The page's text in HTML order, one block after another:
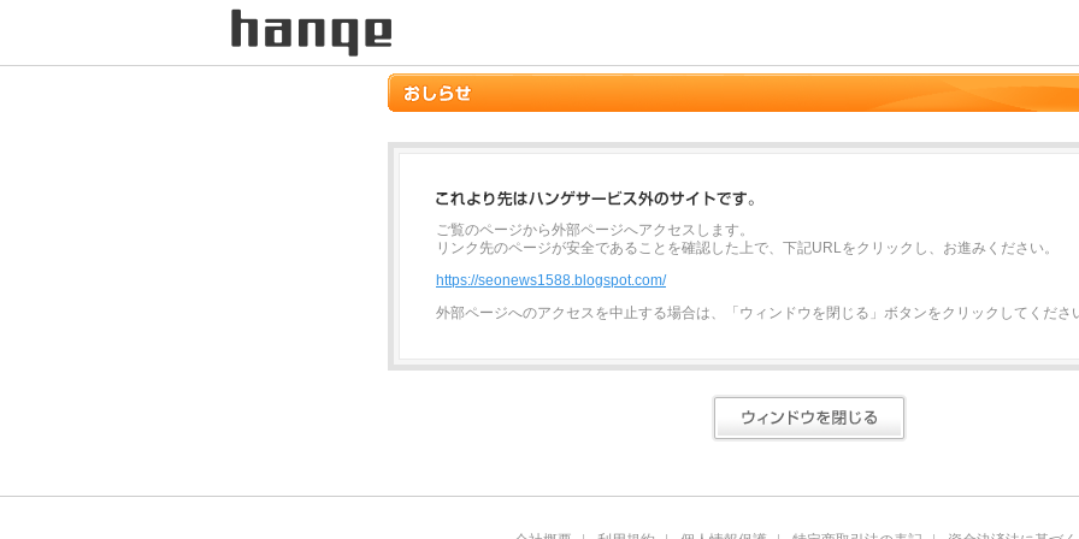
ご覧のページから外部ページへアクセスします。
リンク先のページが安全であることを確認した上で、下記URLをクリックし、お進みください。
https://seonews1588.blogspot.com/
外部ページへのアクセスを中止する場合は、「ウィンドウを閉じる」ボタンをクリックしてくださ